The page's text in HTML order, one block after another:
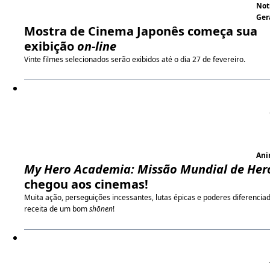
Mostra de Cinema Japonês começa sua
exibiçãoon-line
Vinte filmes selecionados serão exibidos até o dia 27 de fevereiro.
My Hero Academia: Missão Mundial de
chegou aos cinemas!
Muita ação, perseguições incessantes, lutas épicas e poderes
receita de um bomshōnen!